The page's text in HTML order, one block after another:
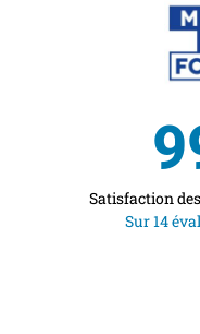
Satisfaction
Sur 14